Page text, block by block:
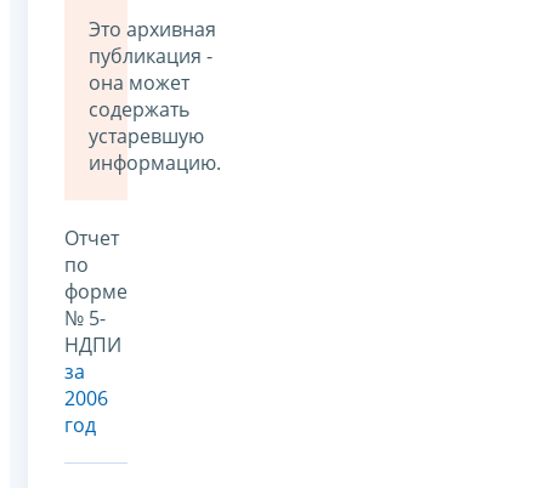
Это архивная
публикация -
она может
содержать
устаревшую
информацию.
Отчет
по
форме
№ 5-
НДПИ
за
2006
год